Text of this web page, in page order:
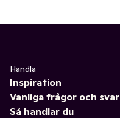
Handla
Inspiration
Vanliga frågor och svar
Så handlar du